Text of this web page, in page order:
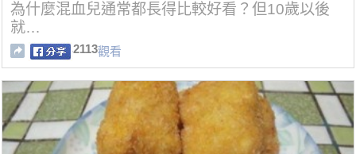
為什麼混血兒通常都長得比較好看？但10歲以後
就…
2113觀看